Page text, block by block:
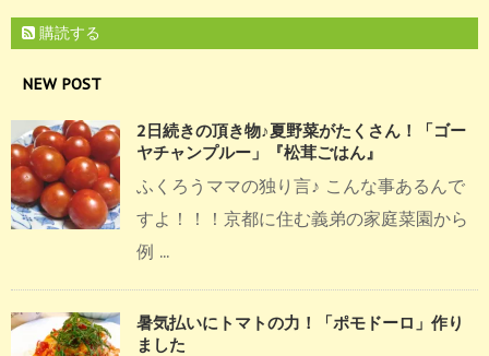
購読する
NEW POST
2日続きの頂き物♪夏野菜がたくさん！「ゴー
ヤチャンプルー」『松茸ごはん』
ふくろうママの独り言♪ こんな事あるんで
すよ！！！京都に住む義弟の家庭菜園から
例 ...
暑気払いにトマトの力！「ポモドーロ」作り
ました